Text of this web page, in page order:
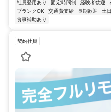
社員登用あり 固定時間制 経験者歓迎
ブランクOK
交通費支給 長期歓迎 土
食事補助あり
契約社員